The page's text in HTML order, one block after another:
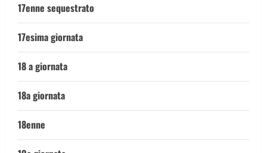
17enne sequestrato
17esima giornata
18 a giornata
18a giornata
18enne